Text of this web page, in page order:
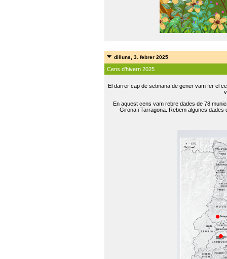
dilluns, 3. febrer 2025
Cens d'hivern 2025
El darrer cap de setmana de gener vam fer el
En aquest cens vam rebre dades de 78
Girona i Tarragona. Rebem algunes